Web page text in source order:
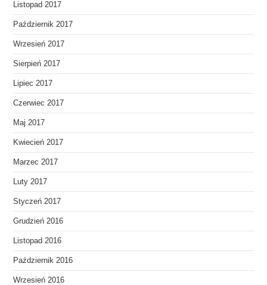
Listopad 2017
Październik 2017
Wrzesień 2017
Sierpień 2017
Lipiec 2017
Czerwiec 2017
Maj 2017
Kwiecień 2017
Marzec 2017
Luty 2017
Styczeń 2017
Grudzień 2016
Listopad 2016
Październik 2016
Wrzesień 2016